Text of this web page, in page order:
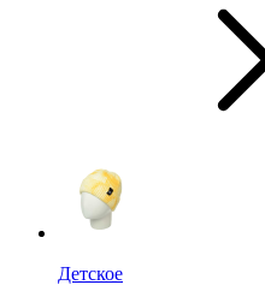
Детское